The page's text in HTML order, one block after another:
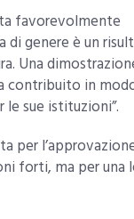
favorevolmente
di genere è un
Una
contribuito in
le sue istituzioni”.
per
forti, ma per una